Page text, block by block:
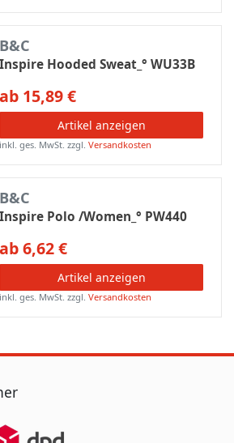
B&C
Inspire Hooded Sweat_° WU33B
ab 15,89 €
Artikel anzeigen
inkl. ges. MwSt. zzgl.Versandkosten
B&C
Inspire Polo /Women_° PW440
ab 6,62 €
Artikel anzeigen
inkl. ges. MwSt. zzgl.Versandkosten